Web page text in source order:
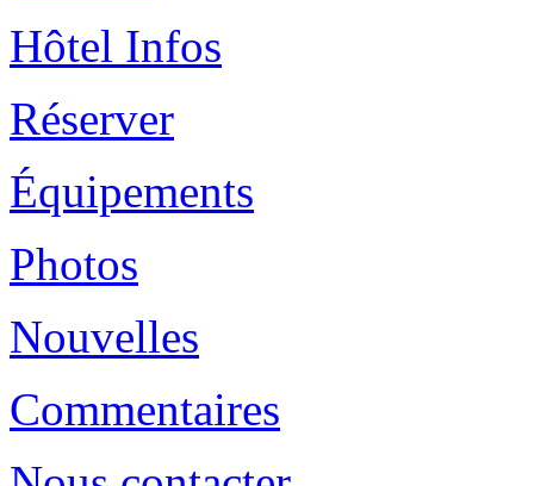
Hôtel Infos
Réserver
Équipements
Photos
Nouvelles
Commentaires